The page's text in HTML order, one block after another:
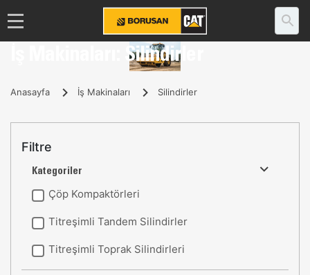
İş Makinaları: Silindirler
Anasayfa İş Makinaları Silindirler
Filtre
Kategoriler
Çöp Kompaktörleri
Titreşimli Tandem Silindirler
Titreşimli Toprak Silindirleri